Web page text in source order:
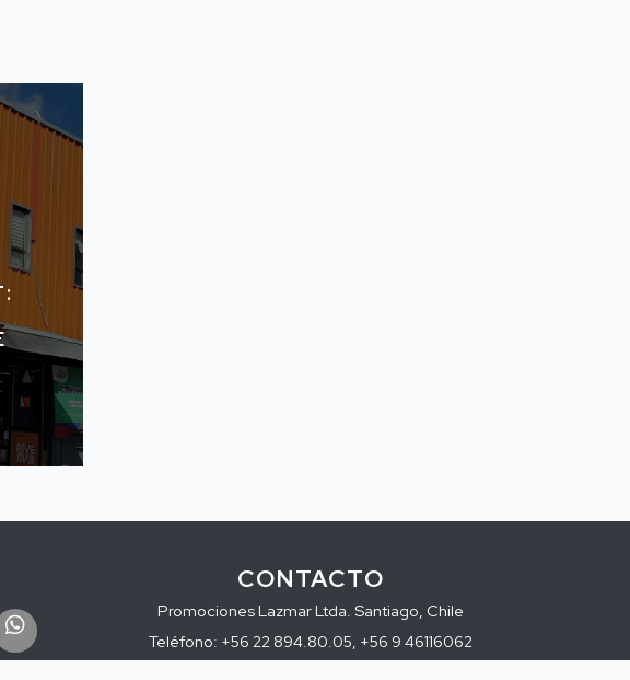
CONTACTO
Promociones Lazmar Ltda. Santiago, Chile
Teléfono: +56 22 894.80.05, +56 9 46116062